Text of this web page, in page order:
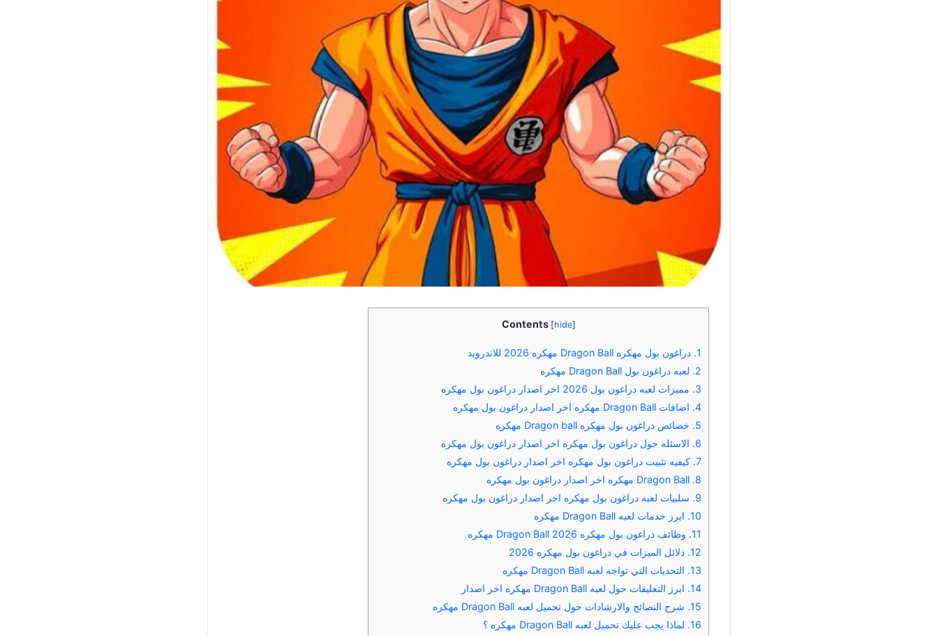
Contents [hide]
1. دراغون بول مهكره Dragon Ball مهكره 2026 للاندرويد
2. لعبه دراغون بول Dragon Ball مهكره
3. مميزات لعبه دراغون بول 2026 اخر اصدار دراغون بول مهكره
4. اضافات Dragon Ball مهكره اخر اصدار دراغون بول مهكره
5. خصائص دراغون بول مهكره Dragon ball مهكره
6. الاسئله حول دراغون بول مهكره اخر اصدار دراغون بول مهكره
7. كيفيه تثبيت دراغون بول مهكره اخر اصدار دراغون بول مهكره
8.
9. سلبيات لعبه دراغون بول مهكره اخر اصدار دراغون بول مهكره
10. ابرز خدمات لعبه Dragon Ball مهكره
11. وظائف دراغون بول مهكره 2026 Dragon Ball مهكره
12. دلائل الميزات في دراغون بول مهكره 2026
13. التحديات التي تواجه لعبه Dragon Ball مهكره
14. ابرز التعليقات حول لعبه Dragon Ball مهكره اخر اصدار
15. شرح النصائح والارشادات حول تحميل لعبه Dragon Ball مهكره
16. لماذا يجب عليك تحميل لعبه Dragon Ball مهكره ؟